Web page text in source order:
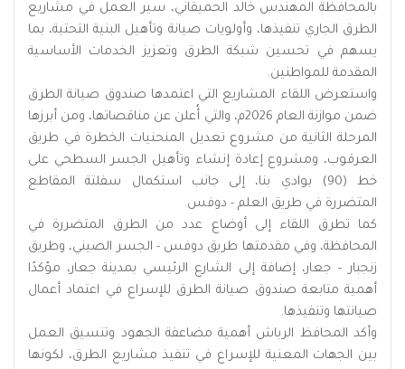
بالمحافظة المهندس خالد الحميقاني، سير العمل في مشاريع
الطرق الجاري تنفيذها، وأولويات صيانة وتأهيل البنية التحتية، بما
يسهم في تحسين شبكة الطرق وتعزيز الخدمات الأساسية
المقدمة للمواطنين.
واستعرض اللقاء المشاريع التي اعتمدها صندوق صيانة الطرق
ضمن موازنة العام 2026م، والتي أُعلن عن مناقصاتها، ومن أبرزها
المرحلة الثانية من مشروع تعديل المنحنيات الخطرة في طريق
العرقوب، ومشروع إعادة إنشاء وتأهيل الجسر السطحي على
خط (90) بوادي بنا، إلى جانب استكمال سفلتة المقاطع
المتضررة في طريق العلم - دوفس.
كما تطرق اللقاء إلى أوضاع عدد من الطرق المتضررة في
المحافظة، وفي مقدمتها طريق دوفس - الجسر الصيني، وطريق
زنجبار – جعار، إضافة إلى الشارع الرئيسي بمدينة جعار، مؤكدًا
أهمية متابعة صندوق صيانة الطرق للإسراع في اعتماد أعمال
صيانتها وتنفيذها.
وأكد المحافظ الرباش أهمية مضاعفة الجهود وتنسيق العمل
بين الجهات المعنية للإسراع في تنفيذ مشاريع الطرق، لكونها